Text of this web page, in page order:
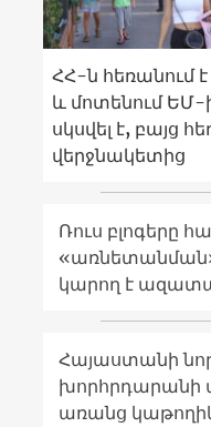
ՀՀ-ն հեռանում
և մոտենում ԵՄ-
սկսվել է, բայց
վերջնակետից
Ռուս բլոգերը
կարող է
Հայաստանի
խորհրդարանի
առանց